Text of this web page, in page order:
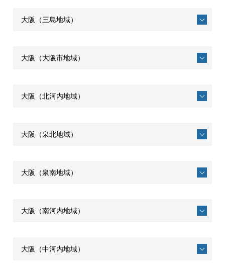
大阪（三島地域）
大阪（大阪市地域）
大阪（北河内地域）
大阪（泉北地域）
大阪（泉南地域）
大阪（南河内地域）
大阪（中河内地域）